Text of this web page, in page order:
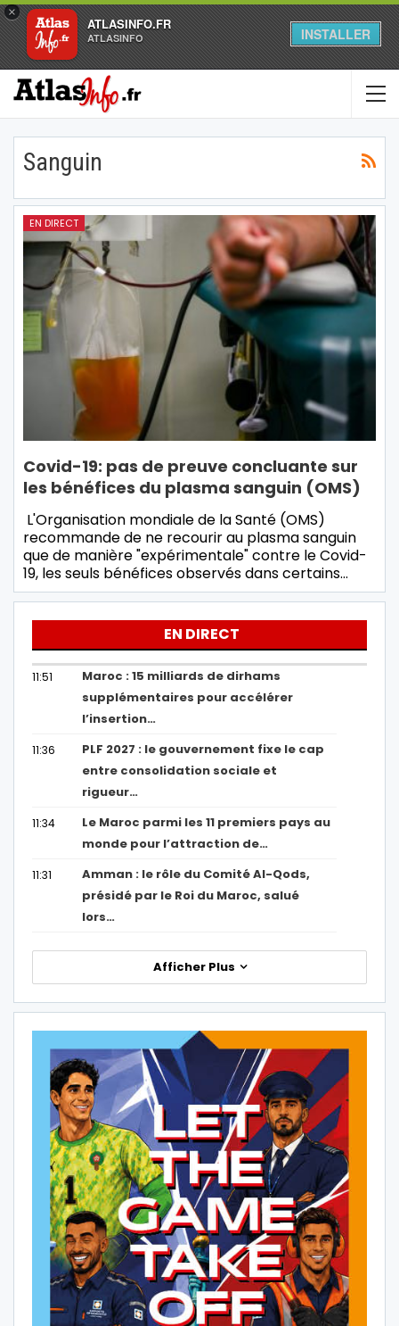
×
ATLASINFO.FR
ATLASINFO INSTALLER
Sanguin
EN DIRECT
Covid-19: pas de preuve concluante sur
les bénéfices du plasma sanguin (OMS)
L'Organisation mondiale de la Santé (OMS)
recommande de ne recourir au plasma sanguin
que de manière "expérimentale" contre le Covid-
19, les seuls bénéfices observés dans certains…
EN DIRECT
11:51
Maroc : 15 milliards de dirhams
supplémentaires pour accélérer
l’insertion…
11:36
PLF 2027 : le gouvernement fixe le cap
entre consolidation sociale et
rigueur…
11:34
Le Maroc parmi les 11 premiers pays au
monde pour l’attraction de…
11:31
Amman : le rôle du Comité Al-Qods,
présidé par le Roi du Maroc, salué
lors…
Afficher Plus